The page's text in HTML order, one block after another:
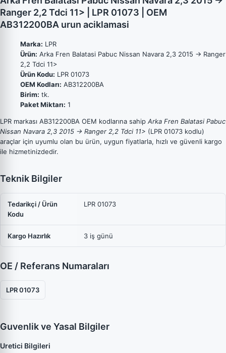
Ranger 2,2 Tdci 11> | LPR 01073 | OEM
AB312200BA urun aciklamasi
Marka: LPR
Ürün: Arka Fren Balatasi Pabuc Nissan Navara 2,3 2015 -> Ranger
2,2 Tdci 11>
Ürün Kodu: LPR 01073
OEM Kodları: AB312200BA
Birim: tk.
Paket Miktarı: 1
LPR markası AB312200BA OEM kodlarına sahip Arka Fren Balatasi Pabuc
Nissan Navara 2,3 2015 -> Ranger 2,2 Tdci 11> (LPR 01073 kodlu)
araçlar için uyumlu olan bu ürün, uygun fiyatlarla, hızlı ve güvenli kargo
ile hizmetinizdedir.
Teknik Bilgiler
Tedarikçi / Ürün
Kodu
LPR 01073
Kargo Hazırlık 3 iş günü
OE / Referans Numaraları
LPR 01073
Guvenlik ve Yasal Bilgiler
Uretici Bilgileri